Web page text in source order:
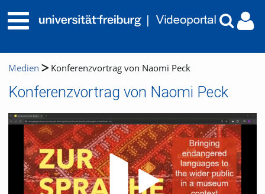
Medien Konferenzvortrag von Naomi Peck
Konferenzvortrag von Naomi Peck